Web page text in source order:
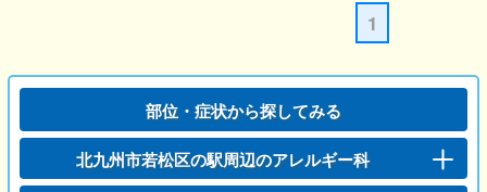
1
部位・症状から探してみる
北九州市若松区の駅周辺のアレルギー科